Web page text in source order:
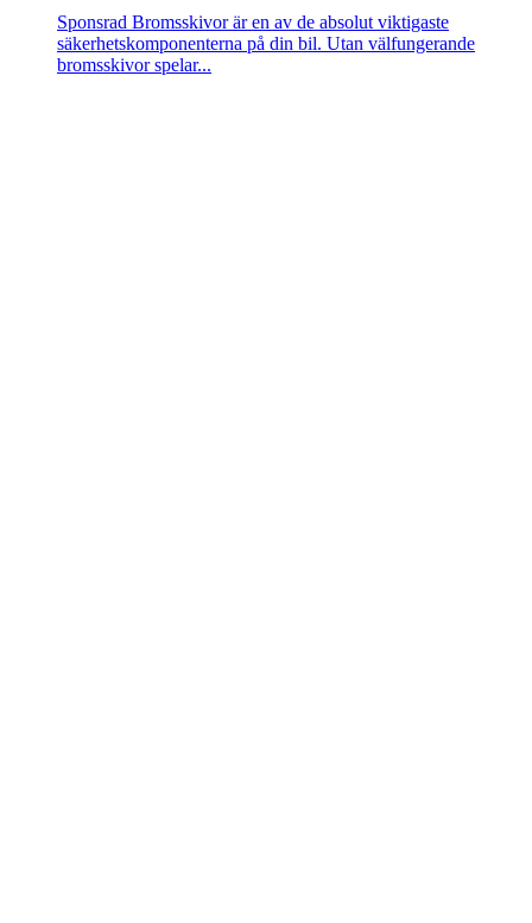
Sponsrad Bromsskivor är en av de absolut viktigaste
säkerhetskomponenterna på din bil. Utan välfungerande
bromsskivor spelar...